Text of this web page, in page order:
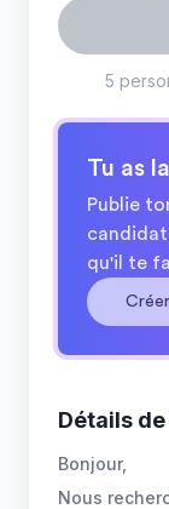
5
Tu as
Publie
qu'il te
Détails
Bonjour,
Nous